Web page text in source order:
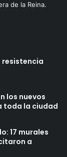
de la Reina.
resistencia
los nuevos
toda la ciudad
17 murales
a